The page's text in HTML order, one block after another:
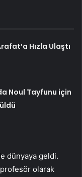
Hızla Ulaştı
Noul Tayfunu için
dünyaya geldi.
olarak